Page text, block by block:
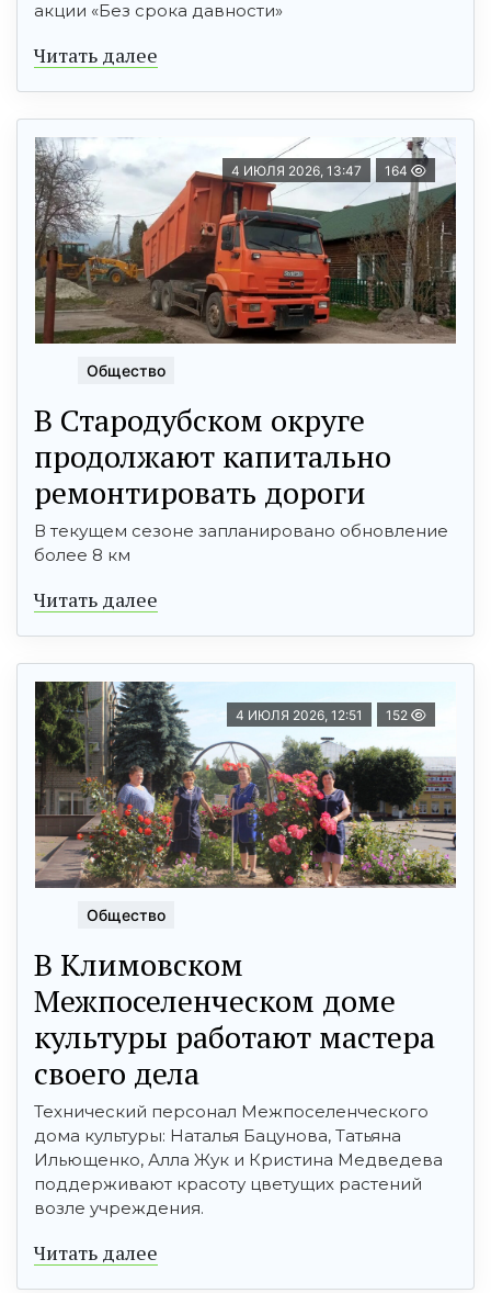
акции «Без срока давности»
Читать далее
4 ИЮЛЯ 2026, 13:47 164
Общество
В Стародубском округе
продолжают капитально
ремонтировать дороги
В текущем сезоне запланировано обновление
более 8 км
Читать далее
4 ИЮЛЯ 2026, 12:51 152
Общество
В Климовском
Межпоселенческом доме
культуры работают мастера
своего дела
Технический персонал Межпоселенческого
дома культуры: Наталья Бацунова, Татьяна
Ильющенко, Алла Жук и Кристина Медведева
поддерживают красоту цветущих растений
возле учреждения.
Читать далее